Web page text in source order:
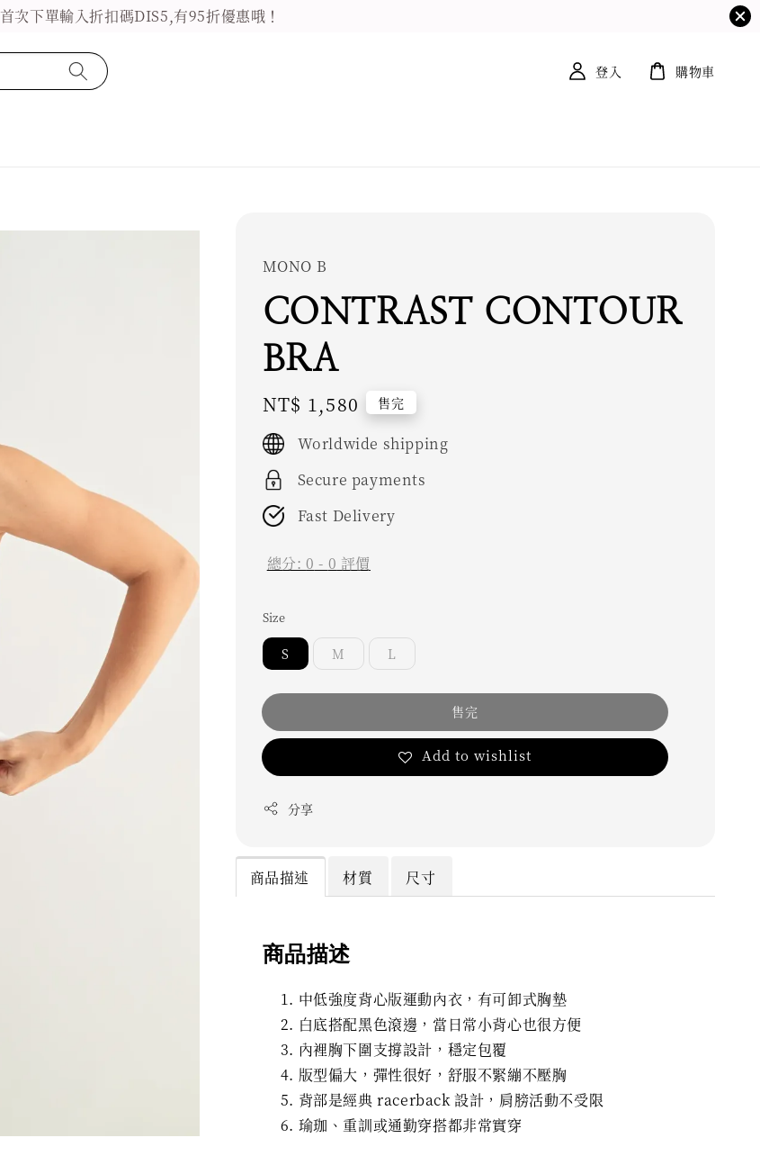
首次下單輸入折扣碼DIS5,有95折優惠哦！
登入 購物車
MONO B
CONTRAST CONTOUR
BRA
Regular
price
NT$ 1,580 售完
Worldwide shipping
Secure payments
Fast Delivery
總分:0 - 0 評價
Size
S M L
售完
Add to wishlist
分享
商品描述 材質 尺寸
商品描述
中低強度背心版運動內衣，有可卸式胸墊
白底搭配黑色滾邊，當日常小背心也很方便
內裡胸下圍支撐設計，穩定包覆
版型偏大，彈性很好，舒服不緊繃不壓胸
背部是經典 racerback 設計，肩膀活動不受限
瑜珈、重訓或通勤穿搭都非常實穿